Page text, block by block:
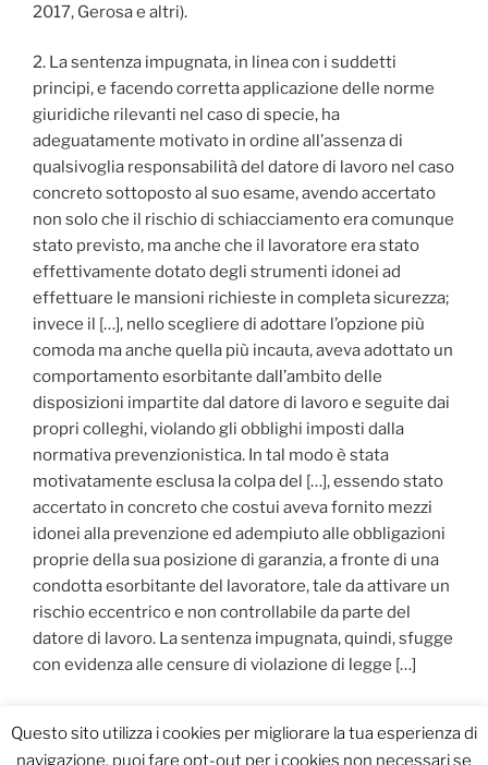
2017, Gerosa e altri).
2. La sentenza impugnata, in linea con i suddetti
principi, e facendo corretta applicazione delle norme
giuridiche rilevanti nel caso di specie, ha
adeguatamente motivato in ordine all’assenza di
qualsivoglia responsabilità del datore di lavoro nel caso
concreto sottoposto al suo esame, avendo accertato
non solo che il rischio di schiacciamento era comunque
stato previsto, ma anche che il lavoratore era stato
effettivamente dotato degli strumenti idonei ad
effettuare le mansioni richieste in completa sicurezza;
invece il […], nello scegliere di adottare l’opzione più
comoda ma anche quella più incauta, aveva adottato un
comportamento esorbitante dall’ambito delle
disposizioni impartite dal datore di lavoro e seguite dai
propri colleghi, violando gli obblighi imposti dalla
normativa prevenzionistica. In tal modo è stata
motivatamente esclusa la colpa del […], essendo stato
accertato in concreto che costui aveva fornito mezzi
idonei alla prevenzione ed adempiuto alle obbligazioni
proprie della sua posizione di garanzia, a fronte di una
condotta esorbitante del lavoratore, tale da attivare un
rischio eccentrico e non controllabile da parte del
datore di lavoro. La sentenza impugnata, quindi, sfugge
con evidenza alle censure di violazione di legge […]
Questo sito utilizza i cookies per migliorare la tua esperienza di
navigazione, puoi fare opt-out per i cookies non necessari se